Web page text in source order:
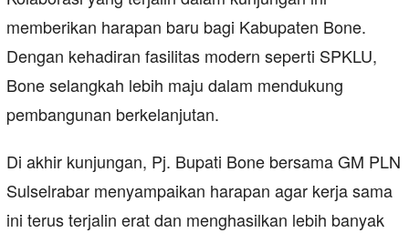
memberikan harapan baru bagi Kabupaten Bone.
Dengan kehadiran fasilitas modern seperti SPKLU,
Bone selangkah lebih maju dalam mendukung
pembangunan berkelanjutan.
Di akhir kunjungan, Pj. Bupati Bone bersama GM PLN
Sulselrabar menyampaikan harapan agar kerja sama
ini terus terjalin erat dan menghasilkan lebih banyak